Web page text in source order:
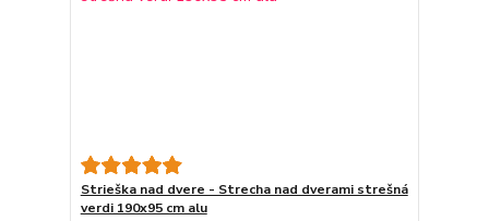
Strieška nad dvere - Strecha nad dverami strešná
verdi 190x95 cm alu